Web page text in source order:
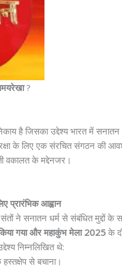
?
है जिसका उद्देश्य भारत में
के लिए एक संरचित संगठन की
वकालत के मद्देनजर।
प्रारंभिक आह्वान
ने सनातन धर्म से संबंधित मुद्दों के
गया और महाकुंभ मेला 2025 के
निम्नलिखित थे:
से बचाना।